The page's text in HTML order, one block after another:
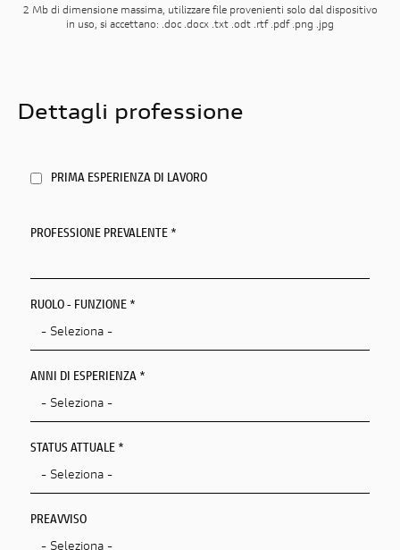
2 Mb di dimensione massima, utilizzare file provenienti solo dal dispositivo
in uso, si accettano: .doc .docx .txt .odt .rtf .pdf .png .jpg
Dettagli professione
PRIMA ESPERIENZA DI LAVORO
PROFESSIONE PREVALENTE *
RUOLO - FUNZIONE *
ANNI DI ESPERIENZA *
STATUS ATTUALE *
PREAVVISO